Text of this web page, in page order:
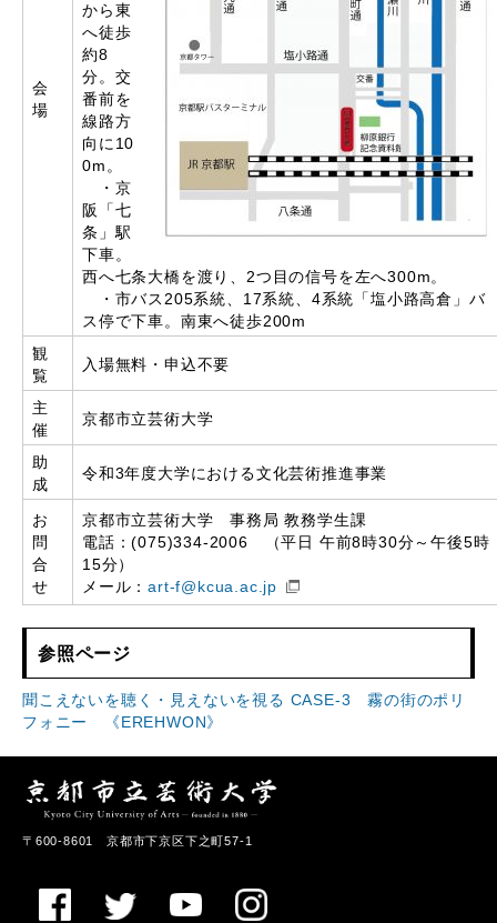
会
場
から東
へ徒歩
約8
分。交
番前を
線路方
向に10
0m。
・京
阪「七
条」駅
下車。
西へ七条大橋を渡り、2つ目の信号を左へ300m。
・市バス205系統、17系統、4系統「塩小路高倉」バ
ス停で下車。南東へ徒歩200m
観
覧
入場無料・申込不要
主
催
京都市立芸術大学
助
成
令和3年度大学における文化芸術推進事業
お
問
合
せ
京都市立芸術大学 事務局 教務学生課
電話：(075)334-2006 （平日 午前8時30分～午後5時
15分）
メール：art-f@kcua.ac.jp
参照ページ
聞こえないを聴く・見えないを視る CASE-3 霧の街のポリ
フォニー 《EREHWON》
〒600-8601 京都市下京区下之町57-1